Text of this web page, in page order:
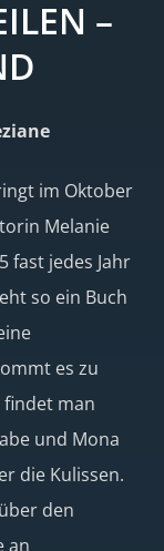
–
im Oktober
Melanie
fast jedes Jahr
so ein Buch
es zu
findet man
und Mona
die Kulissen.
den
an